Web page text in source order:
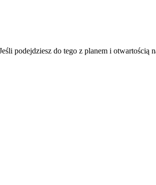
podejdziesz do tego z planem i